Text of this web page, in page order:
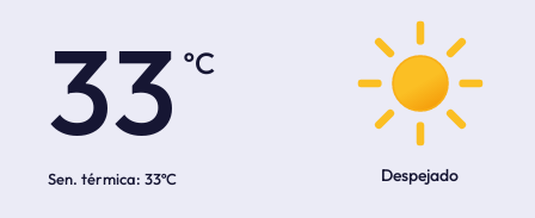
33
Sen. térmica: 33ºC Despejado